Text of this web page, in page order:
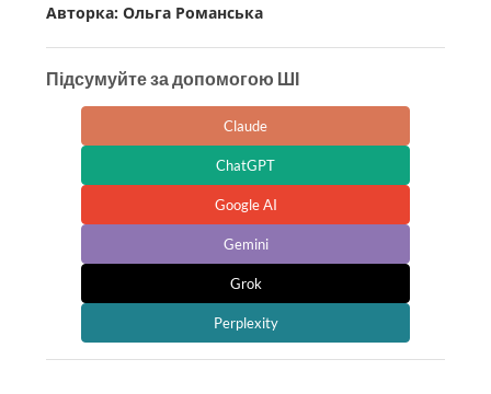
Авторка: Ольга Романська
Підсумуйте за допомогою ШІ
Claude
ChatGPT
Google AI
Gemini
Grok
Perplexity